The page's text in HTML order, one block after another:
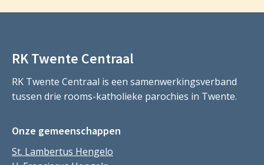
RK Twente Centraal
RK Twente Centraal is een samenwerkingsverband
tussen drie rooms-katholieke parochies in Twente.
Onze gemeenschappen
St. Lambertus Hengelo